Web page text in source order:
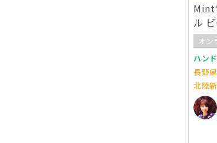
ル
オン
ハン
長野
北陸